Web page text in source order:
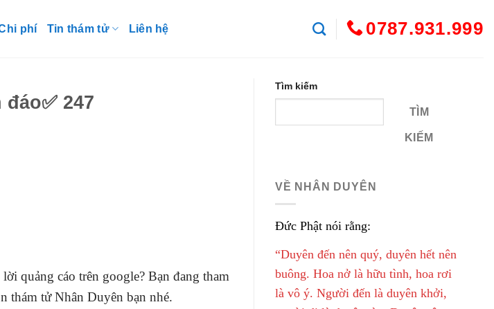
phí Tin thám tử Liên hệ 0787.931.999
247
quảng cáo trên google? Bạn đang tham
thám tử Nhân Duyên bạn nhé.
Tìm kiếm
TÌM
KIẾM
VỀ NHÂN DUYÊN
Đức Phật nói rằng:
“Duyên đến nên quý, duyên hết nên
buông. Hoa nở là hữu tình, hoa rơi
là vô ý. Người đến là duyên khởi,